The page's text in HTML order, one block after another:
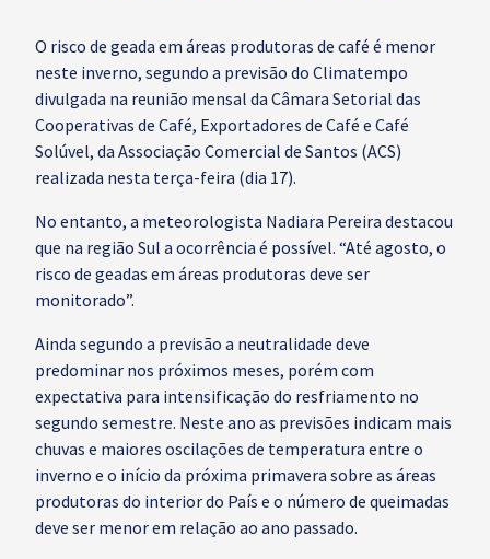
O risco de geada em áreas produtoras de café é menor
neste inverno, segundo a previsão do Climatempo
divulgada na reunião mensal da Câmara Setorial das
Cooperativas de Café, Exportadores de Café e Café
Solúvel, da Associação Comercial de Santos (ACS)
realizada nesta terça-feira (dia 17).
No entanto, a meteorologista Nadiara Pereira destacou
que na região Sul a ocorrência é possível. “Até agosto, o
risco de geadas em áreas produtoras deve ser
monitorado”.
Ainda segundo a previsão a neutralidade deve
predominar nos próximos meses, porém com
expectativa para intensificação do resfriamento no
segundo semestre. Neste ano as previsões indicam mais
chuvas e maiores oscilações de temperatura entre o
inverno e o início da próxima primavera sobre as áreas
produtoras do interior do País e o número de queimadas
deve ser menor em relação ao ano passado.